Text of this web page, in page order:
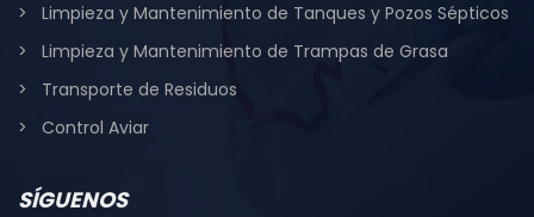
Limpieza y Mantenimiento de Tanques y Pozos Sépticos
Limpieza y Mantenimiento de Trampas de Grasa
Transporte de Residuos
Control Aviar
SÍGUENOS